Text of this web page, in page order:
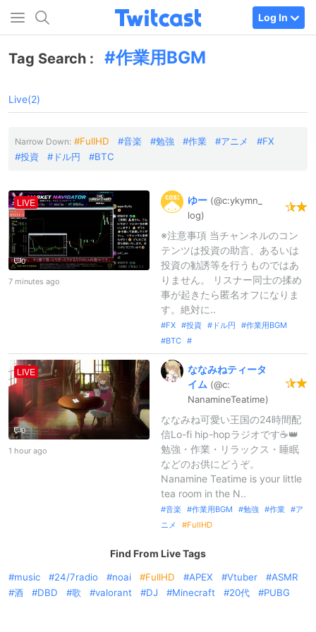
Log In
Tag Search : 作業用BGM
Live(2)
Narrow Down: FullHD 音楽 勉強 作業 アニメ
FX
投資
ドル円 BTC
LIVE
0
7 minutes ago
ゆー (@c:ykymn_
log)
※注意事項 当チャンネルのコン
テンツは投資の助言、あるいは
投資の勧誘等を行うものではあ
りません。 リスナー同士の揉め
事が起きたら匿名オフになりま
す。絶対に..
FX 投資 ドル円
作業用BGM
BTC
LIVE
0
1 hour ago
ななみねティータ
イム (@c:
NanamineTeatime)
ななみね可愛い王国の24時間配
信Lo-fi hip-hopラジオです☕👑
勉強・作業・リラックス・睡眠
などのお供にどうぞ。
Nanamine Teatime is your little
tea room in the N..
音楽 作業用BGM 勉強 作業
ア
ニメ
FullHD
Find From Live Tags
music 24/7radio noai FullHD APEX Vtuber
ASMR
酒
DBD 歌 valorant DJ Minecraft 20代 PUBG